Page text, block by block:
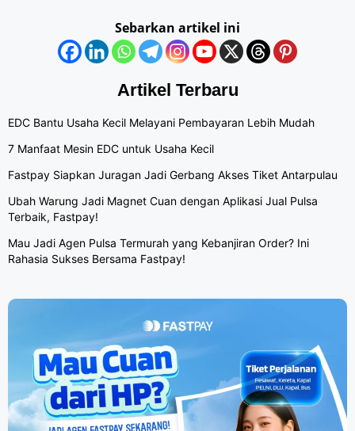
Sebarkan artikel ini
Artikel Terbaru
EDC Bantu Usaha Kecil Melayani Pembayaran Lebih Mudah
7 Manfaat Mesin EDC untuk Usaha Kecil
Fastpay Siapkan Juragan Jadi Gerbang Akses Tiket Antarpulau
Ubah Warung Jadi Magnet Cuan dengan Aplikasi Jual Pulsa
Terbaik, Fastpay!
Mau Jadi Agen Pulsa Termurah yang Kebanjiran Order? Ini
Rahasia Sukses Bersama Fastpay!